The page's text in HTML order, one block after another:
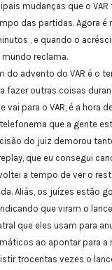
mudanças que o
das partidas. Agora é
, e quando o
reclama.
do advento do VAR é o
fazer outras coisas
vai para o VAR, é a hora
que a gente
do juiz demorou
que eu consegui
a tempo de ver o
Aliás, os juízes estão
que viram o
que eles usam para
ao apontar para a
trocentas vezes o